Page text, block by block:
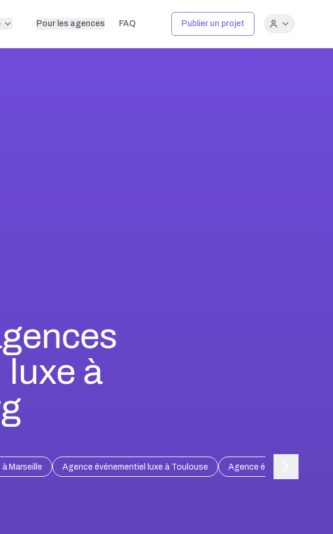
Pour les agences FAQ Publier un projet
à
Marseille Agence événementiel luxe à Toulouse Agence événementiel luxe